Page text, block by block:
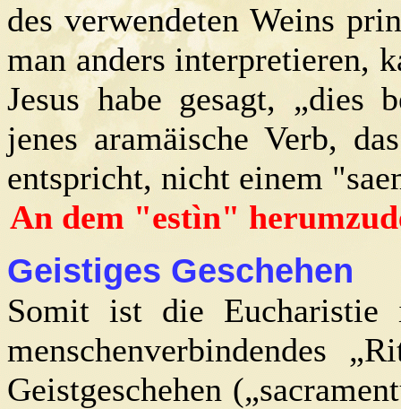
des verwendeten Weins
man anders interpretieren,
Jesus habe gesagt, „dies
jenes aramäische Verb,
entspricht, nicht einem
An dem "estìn"
Geistiges Geschehen
Somit ist die
menschenverbindendes
Geistgeschehen